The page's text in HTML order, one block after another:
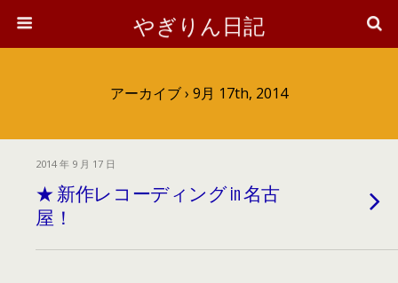
やぎりん日記
アーカイブ › 9月 17th, 2014
2014 年 9 月 17 日
★ 新作レコーディング in 名古
屋！